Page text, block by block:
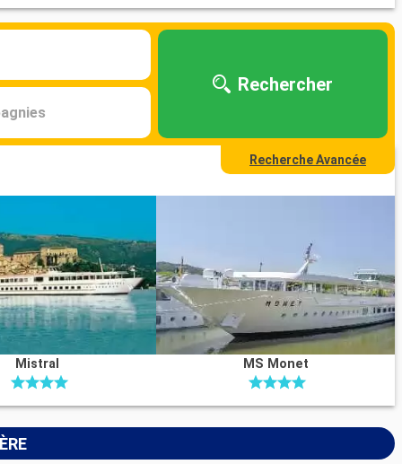
Rechercher
Recherche Avancée
Mistral MS Monet